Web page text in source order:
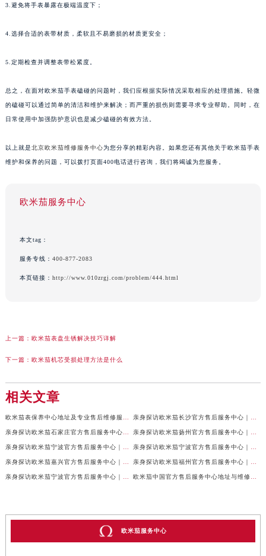
3.避免将手表暴露在极端温度下；
4.选择合适的表带材质，柔软且不易磨损的材质更安全；
5.定期检查并调整表带松紧度。
总之，在面对欧米茄手表磕碰的问题时，我们应根据实际情况采取相应的处理措施。轻微
的磕碰可以通过简单的清洁和维护来解决；而严重的损伤则需要寻求专业帮助。同时，在
日常使用中加强防护意识也是减少磕碰的有效方法。
以上就是北京欧米茄维修服务中心为您分享的精彩内容。如果您还有其他关于欧米茄手表
维护和保养的问题，可以拨打页面400电话进行咨询，我们将竭诚为您服务。
欧米茄服务中心
本文tag：
服务专线： 400-877-2083
本页链接： http://www.010zrgj.com/problem/444.html
上一篇： 欧米茄表盘生锈解决技巧详解
下一篇： 欧米茄机芯受损处理方法是什么
相关文章
欧米茄服务中心